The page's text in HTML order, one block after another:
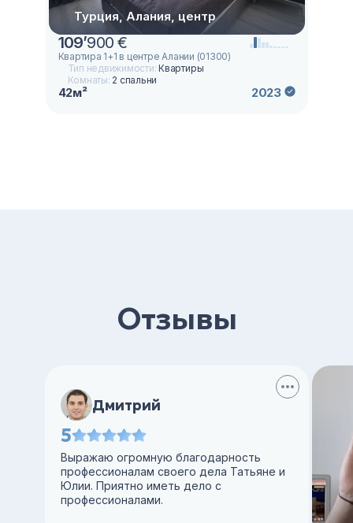
Турция, Алания, центр
109’900 €
Квартира 1+1 в центре Алании (01300)
Тип недвижимости:Квартиры
Комнаты: 2 спальни
42м² 2023
Отзывы
Дмитрий
5
Выражаю огромную благодарность
профессионалам своего дела Татьяне и
Юлии. Приятно иметь дело с
профессионалами.